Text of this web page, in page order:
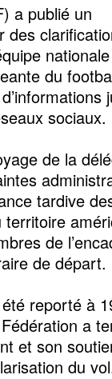
a publié un
des
du
sociaux.
de la
tardive
territoire
de
de départ.
reporté à
a
et son
du